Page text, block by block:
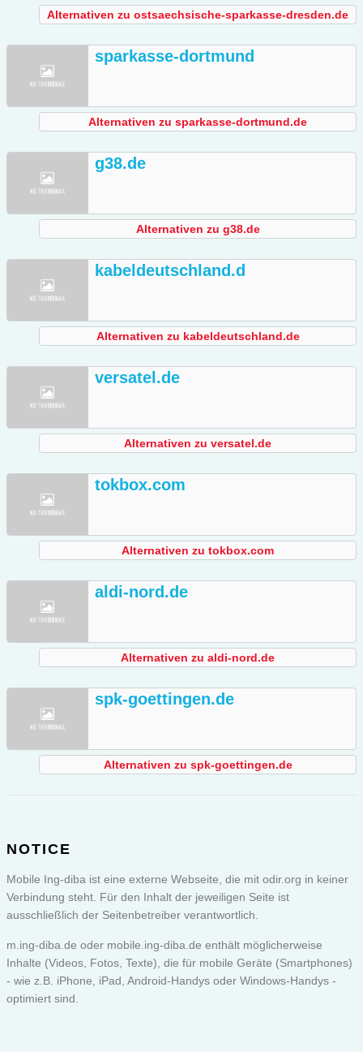
Alternativen zu ostsaechsische-sparkasse-dresden.de
sparkasse-dortmund
Alternativen zu sparkasse-dortmund.de
g38.de
Alternativen zu g38.de
kabeldeutschland.d
Alternativen zu kabeldeutschland.de
versatel.de
Alternativen zu versatel.de
tokbox.com
Alternativen zu tokbox.com
aldi-nord.de
Alternativen zu aldi-nord.de
spk-goettingen.de
Alternativen zu spk-goettingen.de
NOTICE
Mobile Ing-diba ist eine externe Webseite, die mit odir.org in keiner
Verbindung steht. Für den Inhalt der jeweiligen Seite ist
ausschließlich der Seitenbetreiber verantwortlich.
m.ing-diba.de oder mobile.ing-diba.de enthält möglicherweise
Inhalte (Videos, Fotos, Texte), die für mobile Geräte (Smartphones)
- wie z.B. iPhone, iPad, Android-Handys oder Windows-Handys -
optimiert sind.